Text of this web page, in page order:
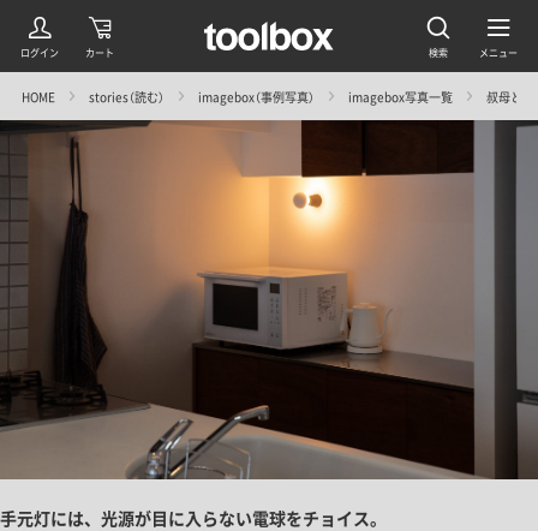
HOME stories（読む） imagebox（事例写真） imagebox写真一覧 叔母と
手元灯には、光源が目に入らない電球をチョイス。